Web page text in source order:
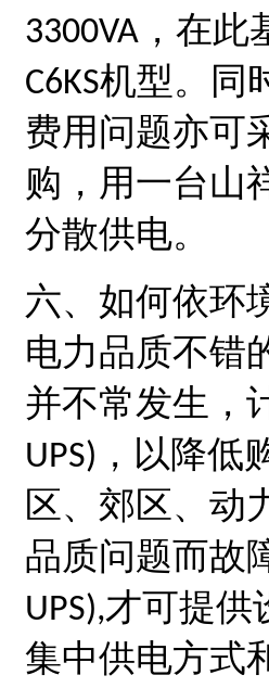
3300VA ，在
C6KS机型。同
费用问题亦可
购，用一台山
分散供电。
六、如何依环
电力品质不错
并不常发生，
UPS) ，以降低
区、郊区、动
品质问题而故
UPS),才可提供
集中供电方式